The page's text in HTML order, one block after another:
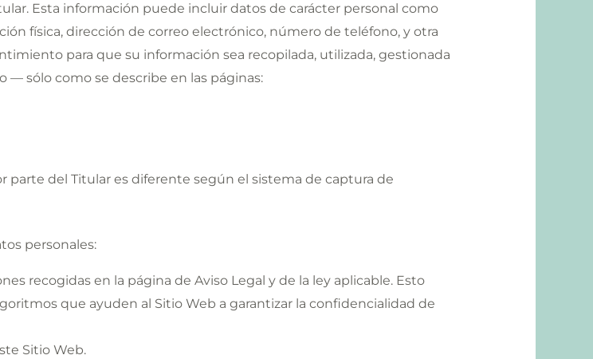
Esta información puede incluir datos de carácter personal como
física, dirección de correo electrónico, número de teléfono, y otra
para que su información sea recopilada, utilizada, gestionada
— sólo como se describe en las páginas:
parte del Titular es diferente según el sistema de captura de
personales:
recogidas en la página de Aviso Legal y de la ley aplicable. Esto
que ayuden al Sitio Web a garantizar la confidencialidad de
Sitio Web.